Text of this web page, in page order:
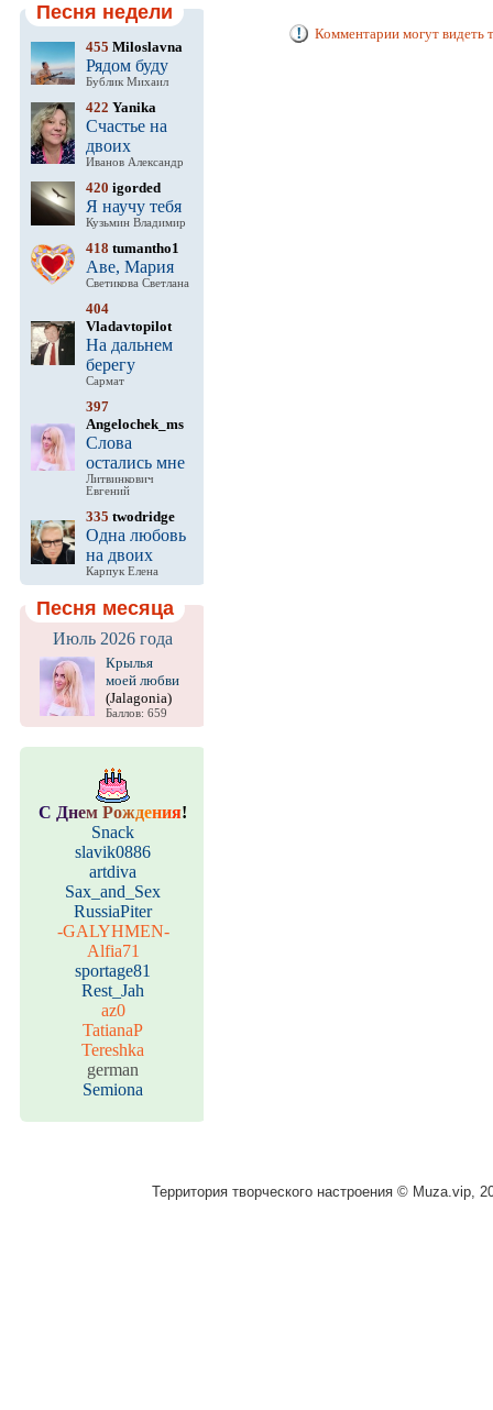
Песня недели
455 Miloslavna
Рядом буду
Бублик Михаил
422 Yanika
Счастье на
двоих
Иванов Александр
420 igorded
Я научу тебя
Кузьмин Владимир
418 tumantho1
Аве, Мария
Светикова Светлана
404
Vladavtopilot
На дальнем
берегу
Сармат
397
Angelochek_ms
Слова
остались мне
Литвинкович
Евгений
335 twodridge
Одна любовь
на двоих
Карпук Елена
Песня месяца
Июль 2026 года
Крылья
моей любви
(Jalagonia)
Баллов: 659
С Днем Рождения!
Snack
slavik0886
artdiva
Sax_and_Sex
RussiaPiter
-GALYHMEN-
Alfia71
sportage81
Rest_Jah
az0
TatianaP
Tereshka
german
Semiona
Комментарии могут видеть
Территория творческого настроения © Muza.vip,